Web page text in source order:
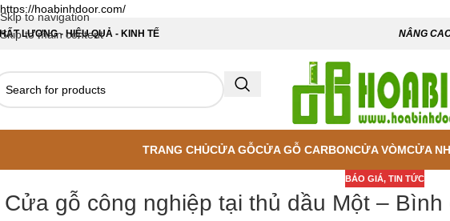
https://hoabinhdoor.com/
Skip to navigation
Skip to main content
LƯỢNG - HIỆU QUẢ - KINH TẾ NÂNG
TRANG CHỦCỬA GỖCỬA GỖ CARBONCỬA VÒMCỬA
BÁO GIÁ, TIN TỨC
Cửa gỗ công nghiệp tại thủ dầu Một –